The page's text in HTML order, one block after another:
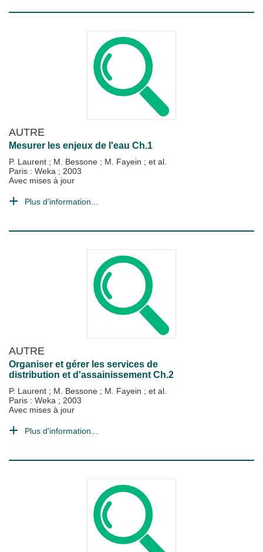
AUTRE
Mesurer les enjeux de l'eau Ch.1
P. Laurent ; M. Bessone ; M. Fayein ; et al.
Paris : Weka ; 2003
Avec mises à jour
Plus d'information...
AUTRE
Organiser et gérer les services de
distribution et d'assainissement Ch.2
P. Laurent ; M. Bessone ; M. Fayein ; et al.
Paris : Weka ; 2003
Avec mises à jour
Plus d'information...